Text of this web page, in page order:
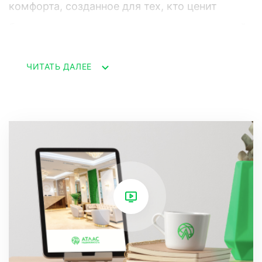
комфорта, созданное для тех, кто ценит
величественных горных пейзажей.
Панорамные окна гостиной и спален
открывают поистине захватывающие виды,
которые меняются в зависимости от времени
суток и погоды, даря ощущение гармонии с
природой. Вечером же вы сможете
ЧИТАТЬ ДАЛЕЕ